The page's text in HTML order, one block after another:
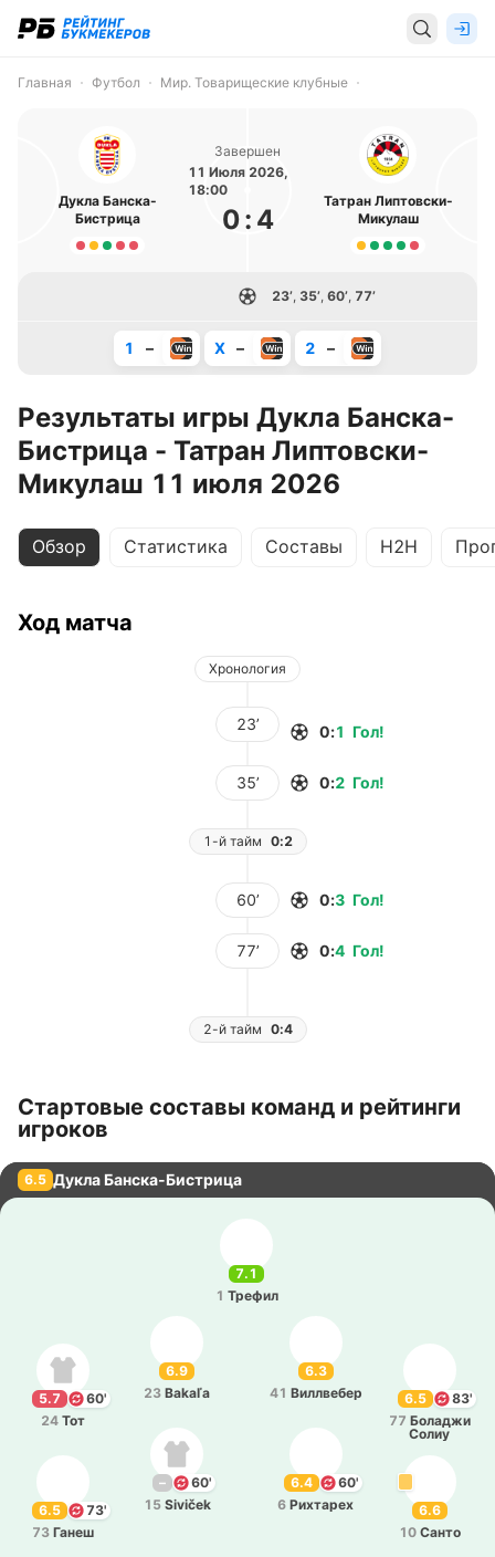
Главная Футбол Мир. Товарищеские клубные
Дукла Банска-
Бистрица
Завершен
11 Июля 2026,
18:00
0: 4
Татран Липтовски-
Микулаш
23’, 35’, 60’, 77’
1 – X – 2 –
Результаты игры Дукла Банска-
Бистрица - Татран Липтовски-
Микулаш 11 июля 2026
Обзор Статистика Составы H2H
Ход матча
Хронология
23’ Гол!
0:1
35’ Гол!
0:2
1-й тайм 0:2
60’ Гол!
0:3
77’ Гол!
0:4
2-й тайм 0:4
Стартовые составы команд и рейтинги
игроков
6.5 Дукла Банска-Бистрица
7.1
1 Трефил
6.5
83'
77 Бо­ла­джи
Солиу
6.9
23 Bakaľa
6.3
41 Ви­ллве­бер
5.7
60'
24 Тот
6.6
10 Санто
6.4
60'
6 Ри­хта­рех
6.5
73'
73 Ганеш
–
60'
15 Siviček